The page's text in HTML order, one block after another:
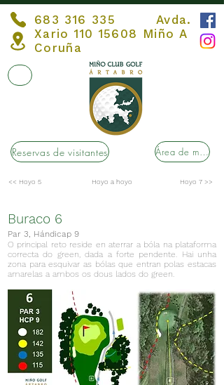
Área de membros
Reservas de visitantes
683 316 335 Avda.
Xario110 15608 Miño A
Coruña
<< Hoyo 5 Hoyo a hoyo Hoyo 7 >>
Buraco 6
Par 3, Hándicap 9
O principal reto reside en aterrar a bóla na plataforma
correcta do green, dada a forte pendente. Hai unha
zona para esquivar as bólas que entran polas estacas
amarelas a ambos os dous lados do green.